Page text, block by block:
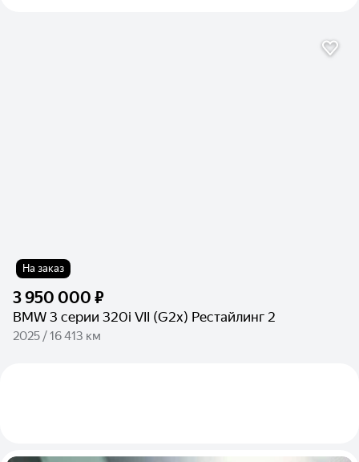
На заказ
3 950 000 ₽
BMW 3 серии 320i VII (G2x) Рестайлинг 2
2025 / 16 413 км